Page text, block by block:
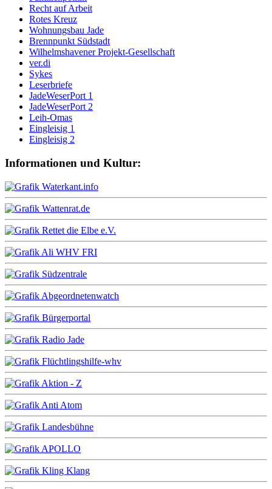
Recht auf Arbeit
Rotes Kreuz
Wohnungsbau Jade
Brennpunkt Südstadt
Wilhelmshavener Projekt-Gesellschaft
ver.di
Sykes
Leserbriefe
JadeWeserPort 1
JadeWeserPort 2
Leih-Omas
Eingleisig 1
Eingleisig 2
Informationen und Kultur: